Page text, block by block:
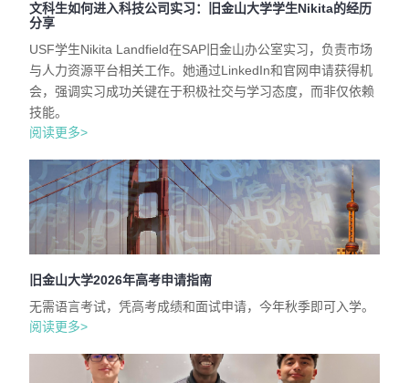
文科生如何进入科技公司实习：旧金山大学学生Nikita的经历
分享
USF学生Nikita Landfield在SAP旧金山办公室实习，负责市场
与人力资源平台相关工作。她通过LinkedIn和官网申请获得机
会，强调实习成功关键在于积极社交与学习态度，而非仅依赖
技能。
阅读更多>
旧金山大学2026年高考申请指南
无需语言考试，凭高考成绩和面试申请，今年秋季即可入学。
阅读更多>